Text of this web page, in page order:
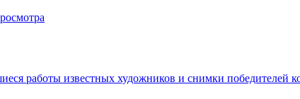
работы известных художников и снимки победителей